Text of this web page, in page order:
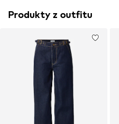
Produkty z outfitu